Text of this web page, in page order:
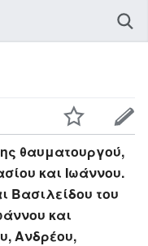
θαυματουργού,
και Ιωάννου.
Βασιλείδου του
και
Ανδρέου,